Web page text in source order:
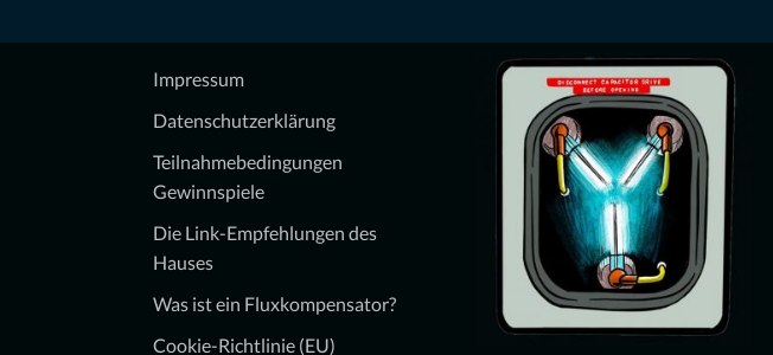
Impressum
Datenschutzerklärung
Teilnahmebedingungen
Gewinnspiele
Die Link-Empfehlungen des
Hauses
Was ist ein Fluxkompensator?
Cookie-Richtlinie (EU)